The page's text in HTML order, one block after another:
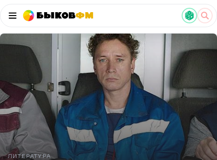
БыковФМ
ЛИТЕРАТУРА